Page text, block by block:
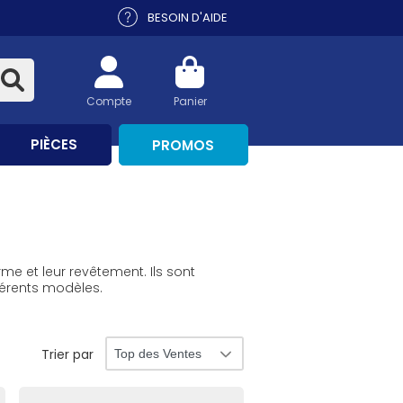
BESOIN D'AIDE
Panier
Compte
PIÈCES PROMOS
et leur revêtement. Ils sont
modèles.
Trier par